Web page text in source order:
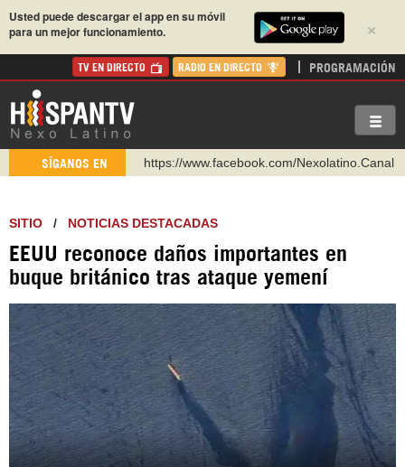
×
Usted puede descargar el app en su móvil
para un mejor funcionamiento.
TV EN DIRECTO RADIO EN DIRECTO PROGRAMACIÓN
SÍGANOS EN
https://www.facebook.com/Nexolatino.Canal
http://twitter.com/nexo_latino
https://t.me/hispantvcanal
https://urmedium.com/c/hispantv
Instagram como: hispan_tv
SITIO / NOTICIAS DESTACADAS
EEUU reconoce daños importantes en
buque británico tras ataque yemení